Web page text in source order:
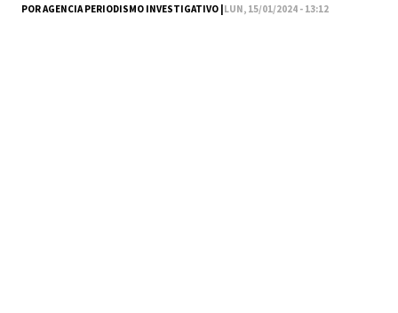
POR AGENCIA PERIODISMO INVESTIGATIVO |LUN, 15/01/2024 - 13:12